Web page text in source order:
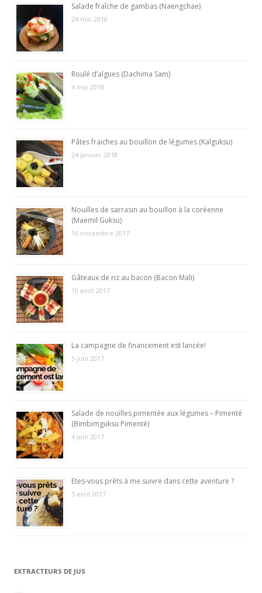
Salade fraîche de gambas (Naengchae)
24 mai 2018
Roulé d’algues (Dachima Sam)
4 mai 2018
Pâtes fraiches au bouillon de légumes (Kalguksu)
24 janvier 2018
Nouilles de sarrasin au bouillon à la coréenne
(Maemil Guksu)
16 novembre 2017
Gâteaux de riz au bacon (Bacon Mali)
10 août 2017
La campagne de financement est lancée!
5 juin 2017
Salade de nouilles pimentée aux légumes – Pimenté
(Bimbimguksu Pimenté)
4 juin 2017
Etes-vous prêts à me suivre dans cette aventure ?
5 avril 2017
EXTRACTEURS DE JUS